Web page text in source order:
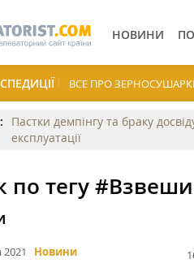
НОВИНИ
ВСЕ ПРО
Пастки демпінгу та браку
експлуатації
по тегу
2021 Новини